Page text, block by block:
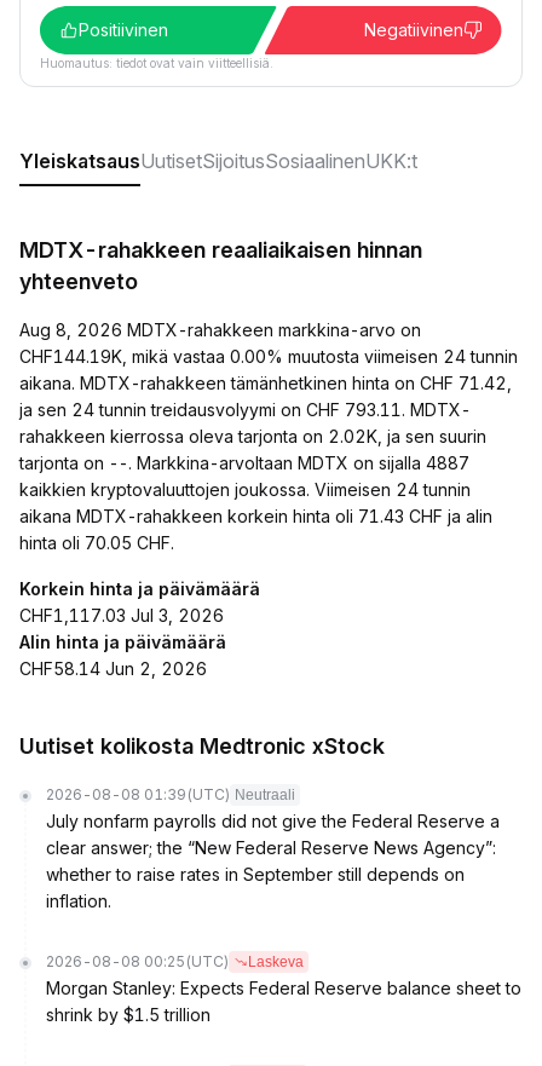
Positiivinen
Negatiivinen
Huomautus: tiedot ovat vain viitteellisiä.
YleiskatsausUutisetSijoitusSosiaalinenUKK:t
MDTX-rahakkeen reaaliaikaisen hinnan
yhteenveto
Aug 8, 2026 MDTX-rahakkeen markkina-arvo on
CHF144.19K, mikä vastaa 0.00% muutosta viimeisen 24 tunnin
aikana. MDTX-rahakkeen tämänhetkinen hinta on CHF 71.42,
ja sen 24 tunnin treidausvolyymi on CHF 793.11. MDTX-
rahakkeen kierrossa oleva tarjonta on 2.02K, ja sen suurin
tarjonta on --. Markkina-arvoltaan MDTX on sijalla 4887
kaikkien kryptovaluuttojen joukossa. Viimeisen 24 tunnin
aikana MDTX-rahakkeen korkein hinta oli 71.43 CHF ja alin
hinta oli 70.05 CHF.
Korkein hinta ja päivämäärä
CHF1,117.03 Jul 3, 2026
Alin hinta ja päivämäärä
CHF58.14 Jun 2, 2026
Uutiset kolikosta Medtronic xStock
2026-08-08 01:39 (UTC) Neutraali
July nonfarm payrolls did not give the Federal Reserve a
clear answer; the “New Federal Reserve News Agency”:
whether to raise rates in September still depends on
inflation.
2026-08-08 00:25 (UTC) Laskeva
Morgan Stanley: Expects Federal Reserve balance sheet to
shrink by $1.5 trillion